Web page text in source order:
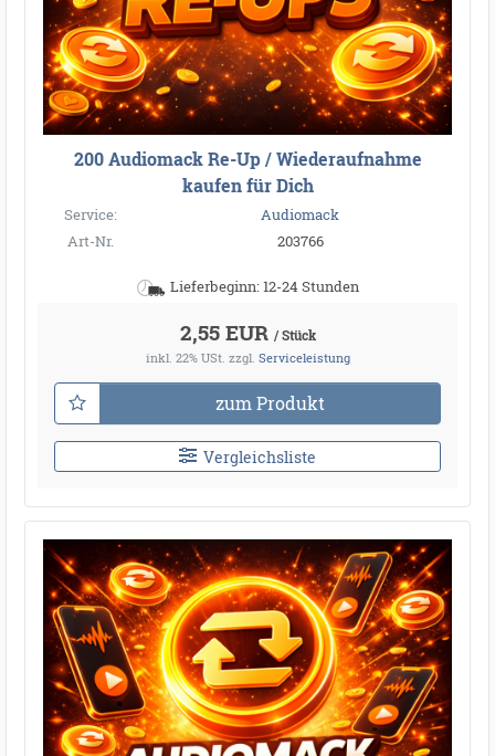
200 Audiomack Re-Up / Wiederaufnahme
kaufen für Dich
Service:
Audiomack
Art-Nr.
203766
Lieferbeginn: 12-24 Stunden
2,55 EUR / Stück
inkl. 22% USt. zzgl. Serviceleistung
zum Produkt
Vergleichsliste